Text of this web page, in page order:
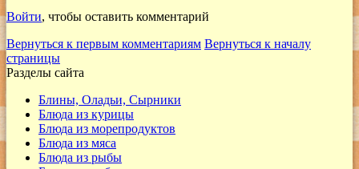
Войти, чтобы оставить комментарий
Вернуться к первым комментариям Вернуться к началу
страницы
Разделы сайта
Блины, Оладьи, Сырники
Блюда из курицы
Блюда из морепродуктов
Блюда из мяса
Блюда из рыбы